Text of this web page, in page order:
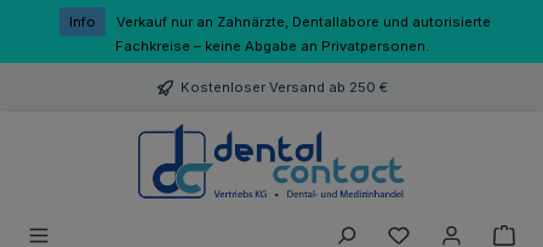
Zum Hauptinhalt springen
Info
Verkauf nur an Zahnärzte, Dentallabore und autorisierte
Fachkreise – keine Abgabe an Privatpersonen.
Kostenloser Versand ab 250 €
Du hast 0